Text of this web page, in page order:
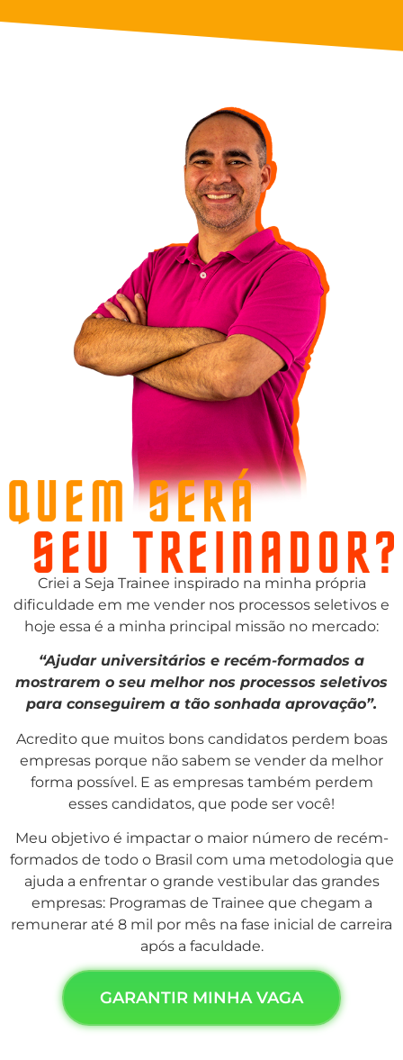
Criei a Seja Trainee inspirado na minha própria
dificuldade em me vender nos processos seletivos e
hoje essa é a minha principal missão no mercado:
“Ajudar universitários e recém-formados a
mostrarem o seu melhor nos processos seletivos
para conseguirem a tão sonhada aprovação”.
Acredito que muitos bons candidatos perdem boas
empresas porque não sabem se vender da melhor
forma possível. E as empresas também perdem
esses candidatos, que pode ser você!
Meu objetivo é impactar o maior número de recém-
formados de todo o Brasil com uma metodologia que
ajuda a enfrentar o grande vestibular das grandes
empresas: Programas de Trainee que chegam a
remunerar até 8 mil por mês na fase inicial de carreira
após a faculdade.
GARANTIR MINHA VAGA